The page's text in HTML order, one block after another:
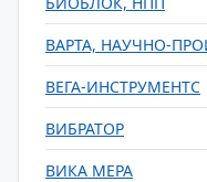
ВАРТА, НАУЧНО-
ВЕГА-ИНСТРУМЕНТС
ВИБРАТОР
ВИКА МЕРА